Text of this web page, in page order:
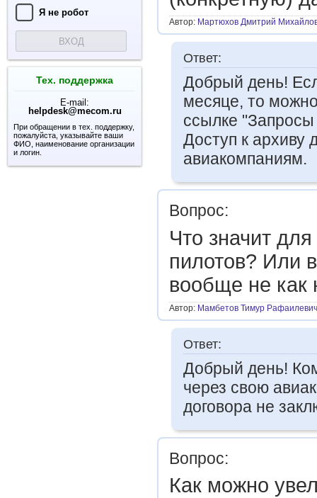
Я нe рoбoт
ВХОД
Тех. поддержка
E-mail:
helpdesk@mecom.ru
При обращении в тех. поддержку,
пожалуйста, указывайте ваши
ФИО, наименование организации
и логин.
Автор: Мартюхов Дмитрий
Ответ:
Добрый день!
месяце, то
ссылке
Доступ к архиву
авиакомпаниям.
Вопрос:
Что значит
пилотов? Или
вообще не как
Автор: Мамбетов Тимур Рафаилевич
Ответ:
Добрый день!
через свою
договора не
Вопрос:
Как можно